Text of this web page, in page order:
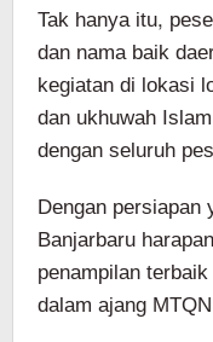
Tak hanya itu,
dan nama baik
kegiatan di lokasi
dan ukhuwah
dengan seluruh
Dengan
Banjarbaru
penampilan
dalam ajang